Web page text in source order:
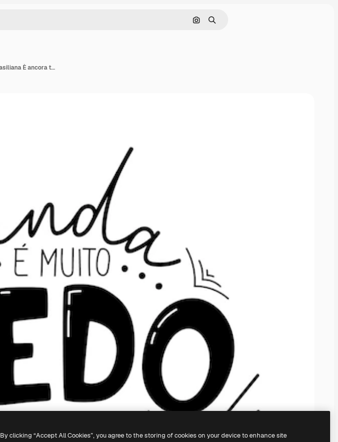
Cerca per immagine
Ricerca
Frase scritta motivazionale nella traduzione portoghese brasiliana È ancora troppo presto per essere troppo tardi
By clicking “Accept All Cookies”, you agree to the storing of cookies on your device to enhance site